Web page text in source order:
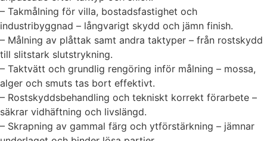
– Takmålning för villa, bostadsfastighet och
industribyggnad – långvarigt skydd och jämn finish.
– Målning av plåttak samt andra taktyper – från rostskydd
till slitstark slutstrykning.
– Taktvätt och grundlig rengöring inför målning – mossa,
alger och smuts tas bort effektivt.
– Rostskyddsbehandling och tekniskt korrekt förarbete –
säkrar vidhäftning och livslängd.
– Skrapning av gammal färg och ytförstärkning – jämnar